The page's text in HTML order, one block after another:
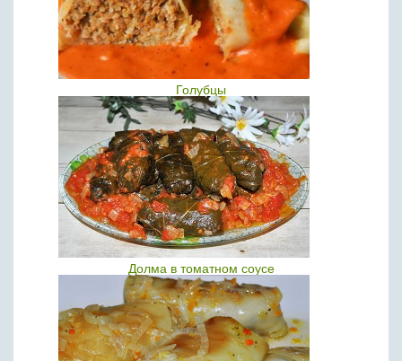
Голубцы
Долма в томатном соусе